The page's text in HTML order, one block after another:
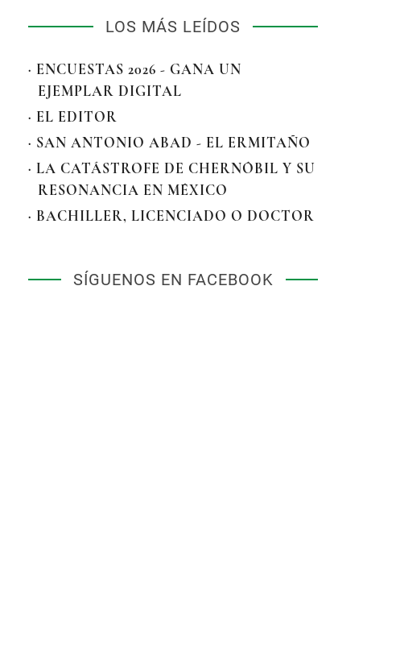
LOS MÁS LEÍDOS
· ENCUESTAS 2026 - GANA UN
EJEMPLAR DIGITAL
· EL EDITOR
· SAN ANTONIO ABAD - EL ERMITAÑO
· LA CATÁSTROFE DE CHERNÓBIL Y SU
RESONANCIA EN MÉXICO
· BACHILLER, LICENCIADO O DOCTOR
SÍGUENOS EN FACEBOOK